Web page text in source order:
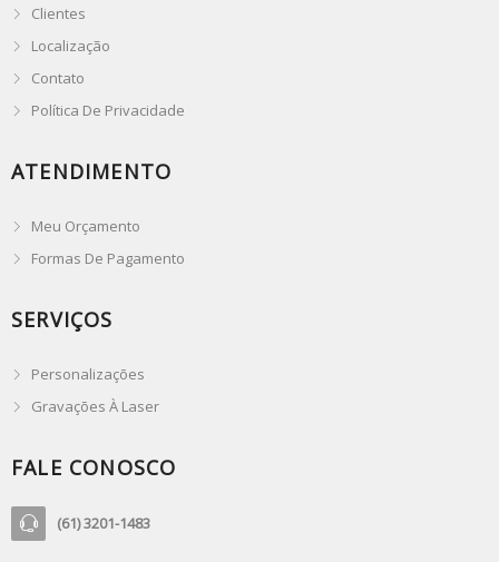
Clientes
Localização
Contato
Política De Privacidade
ATENDIMENTO
Meu Orçamento
Formas De Pagamento
SERVIÇOS
Personalizações
Gravações À Laser
FALE CONOSCO
(61) 3201-1483